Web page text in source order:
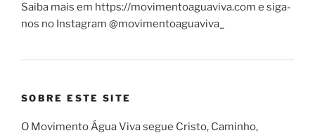
Saiba mais em https://movimentoaguaviva.com e siga-
nos no Instagram @movimentoaguaviva_
SOBRE ESTE SITE
O Movimento Água Viva segue Cristo, Caminho,